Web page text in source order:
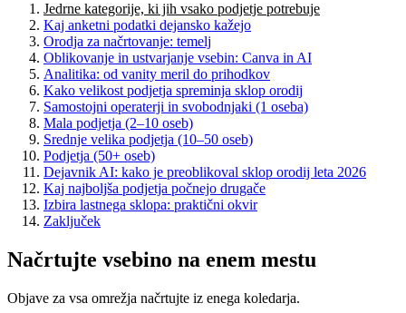
Jedrne kategorije, ki jih vsako podjetje potrebuje
Kaj anketni podatki dejansko kažejo
Orodja za načrtovanje: temelj
Oblikovanje in ustvarjanje vsebin: Canva in AI
Analitika: od vanity meril do prihodkov
Kako velikost podjetja spreminja sklop orodij
Samostojni operaterji in svobodnjaki (1 oseba)
Mala podjetja (2–10 oseb)
Srednje velika podjetja (10–50 oseb)
Podjetja (50+ oseb)
Dejavnik AI: kako je preoblikoval sklop orodij leta 2026
Kaj najboljša podjetja počnejo drugače
Izbira lastnega sklopa: praktični okvir
Zaključek
Načrtujte vsebino na enem mestu
Objave za vsa omrežja načrtujte iz enega koledarja.